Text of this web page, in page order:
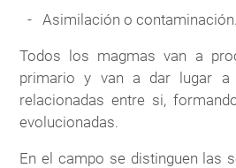
Asimilación o contaminación.
Todos los magmas van a
primario y van a dar lugar a
relacionadas entre si,
evolucionadas.
En el campo se distinguen las